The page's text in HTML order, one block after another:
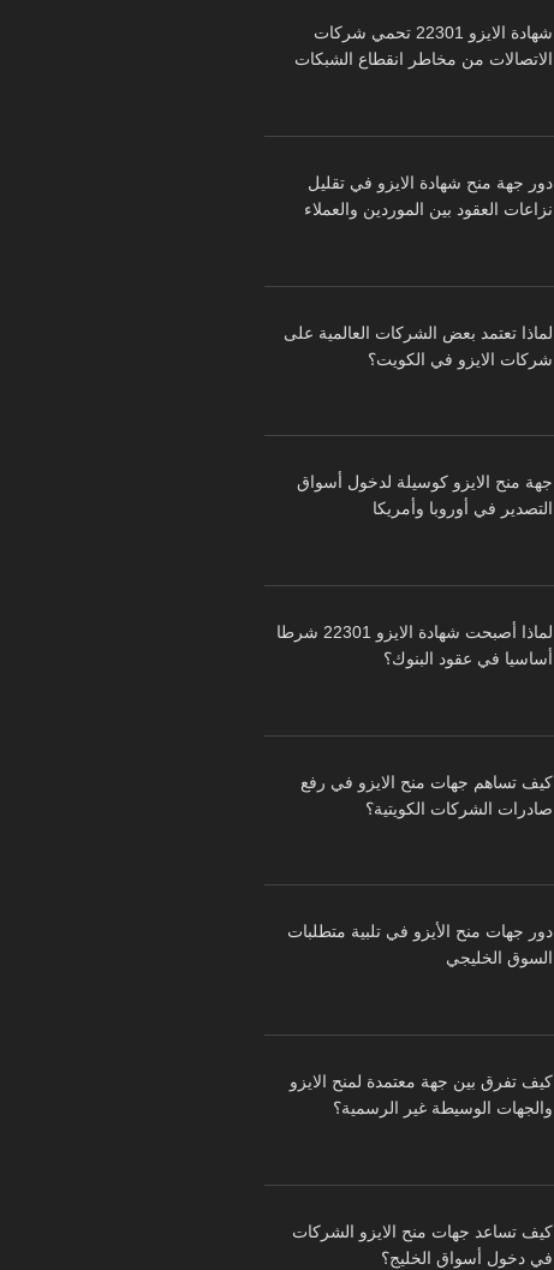
شهادة الايزو 22301 تحمي شركات
الاتصالات من مخاطر انقطاع الشبكات
دور جهة منح شهادة الايزو في تقليل
نزاعات العقود بين الموردين والعملاء
لماذا تعتمد بعض الشركات العالمية على
شركات الايزو في الكويت؟
جهة منح الايزو كوسيلة لدخول أسواق
التصدير في أوروبا وأمريكا
لماذا أصبحت شهادة الايزو 22301 شرطا
أساسيا في عقود البنوك؟
كيف تساهم جهات منح الايزو في رفع
صادرات الشركات الكويتية؟
دور جهات منح الأيزو في تلبية متطلبات
السوق الخليجي
كيف تفرق بين جهة معتمدة لمنح الايزو
والجهات الوسيطة غير الرسمية؟
كيف تساعد جهات منح الايزو الشركات
في دخول أسواق الخليج؟